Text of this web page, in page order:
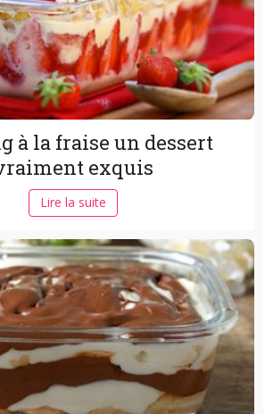
à la fraise un dessert
exquis
Lire la suite